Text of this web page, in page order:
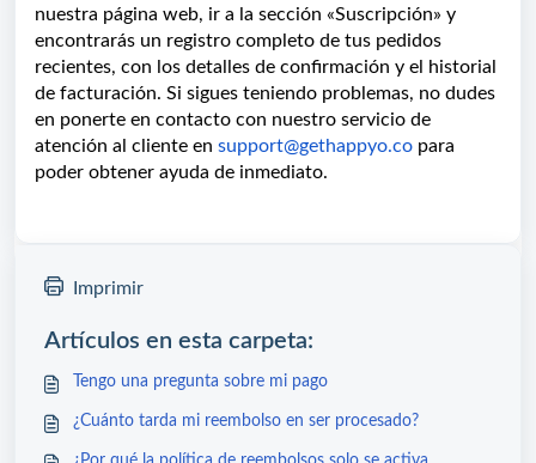
nuestra página web, ir a la sección «Suscripción» y
encontrarás un registro completo de tus pedidos
recientes, con los detalles de confirmación y el historial
de facturación. Si sigues teniendo problemas, no dudes
en ponerte en contacto con nuestro servicio de
atención al cliente en support@gethappyo.co para
poder obtener ayuda de inmediato.
Imprimir
Artículos en esta carpeta:
Tengo una pregunta sobre mi pago
¿Cuánto tarda mi reembolso en ser procesado?